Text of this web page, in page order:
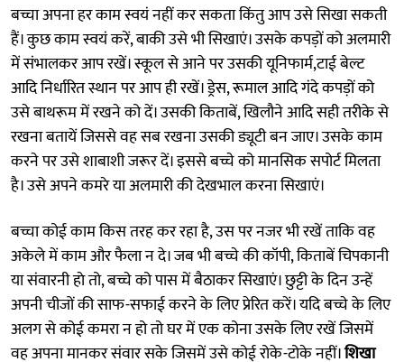
बच्चा अपना हर काम स्वयं नहीं कर सकता किंतु आप उसे सिखा सकती
हैं। कुछ काम स्वयं करें, बाकी उसे भी सिखाएं। उसके कपड़ों को अलमारी
में संभालकर आप रखें। स्कूल से आने पर उसकी यूनिफार्म,टाई बेल्ट
आदि निर्धारित स्थान पर आप ही रखें। ड्रेस, रूमाल आदि गंदे कपड़ों को
उसे बाथरूम में रखने को दें। उसकी किताबें, खिलौने आदि सही तरीके से
रखना बतायें जिससे वह सब रखना उसकी ड्यूटी बन जाए। उसके काम
करने पर उसे शाबाशी जरूर दें। इससे बच्चे को मानसिक सपोर्ट मिलता
है। उसे अपने कमरे या अलमारी की देखभाल करना सिखाएं।
बच्चा कोई काम किस तरह कर रहा है, उस पर नजर भी रखें ताकि वह
अकेले में काम और फैला न दे। जब भी बच्चे की कॉपी, किताबें चिपकानी
या संवारनी हाे तो, बच्चे को पास में बैठाकर सिखाएं। छुट्टी के दिन उन्हें
अपनी चीजों की साफ-सफाई करने के लिए प्रेरित करें। यदि बच्चे के लिए
अलग से कोई कमरा न हो तो घर में एक कोना उसके लिए रखें जिसमें
वह अपना मानकर संवार सके जिसमें उसे कोई रोके-टोके नहीं।शिखा